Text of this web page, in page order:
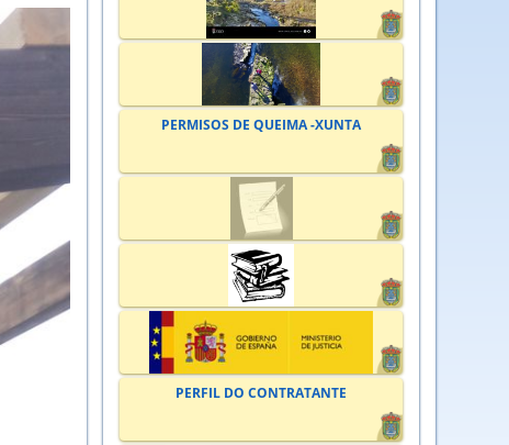
PERMISOS DE QUEIMA -XUNTA
PERFIL DO CONTRATANTE